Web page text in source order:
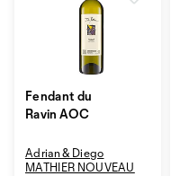
Fendant du
Ravin AOC
Adrian & Diego
MATHIER NOUVEAU